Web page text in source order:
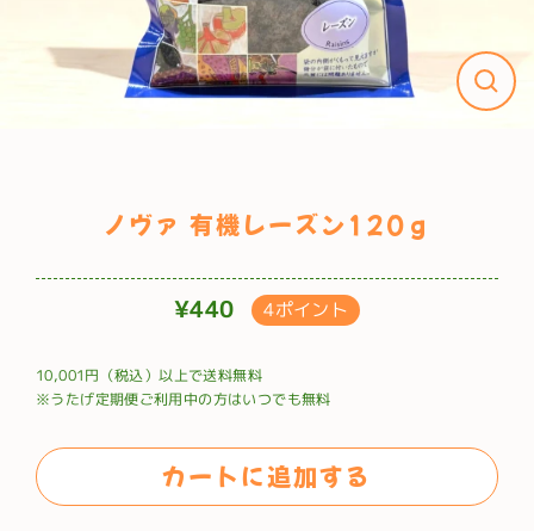
ノヴァ 有機レーズン120ｇ
通
価
¥440 4ポイント
10,001円（税込）以上で送料無料
※うたげ定期便ご利用中の方はいつでも無料
カートに追加する